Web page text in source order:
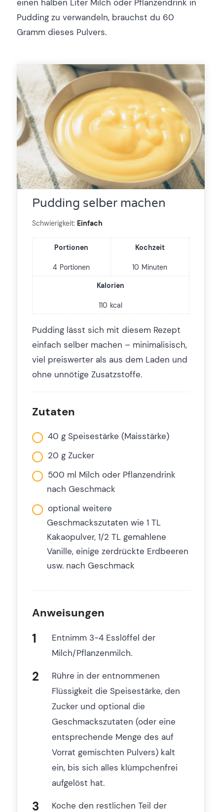
einen halben Liter Milch oder Pflanzendrink in
Pudding zu verwandeln, brauchst du 60
Gramm dieses Pulvers.
Pudding selber machen
Schwierigkeit: Einfach
Portionen
4 Portionen
Kochzeit
10 Minuten
Kalorien
110 kcal
Pudding lässt sich mit diesem Rezept
einfach selber machen – minimalisisch,
viel preiswerter als aus dem Laden und
ohne unnötige Zusatzstoffe.
Zutaten
40 g Speisestärke (Maisstärke)
20 g Zucker
500 ml Milch oder Pflanzendrink
nach Geschmack
optional weitere
Geschmackszutaten wie 1 TL
Kakaopulver, 1/2 TL gemahlene
Vanille, einige zerdrückte Erdbeeren
usw. nach Geschmack
Anweisungen
Entnimm 3-4 Esslöffel der
Milch/Pflanzenmilch.
Rühre in der entnommenen
Flüssigkeit die Speisestärke, den
Zucker und optional die
Geschmackszutaten (oder eine
entsprechende Menge des auf
Vorrat gemischten Pulvers) kalt
ein, bis sich alles klümpchenfrei
aufgelöst hat.
Koche den restlichen Teil der